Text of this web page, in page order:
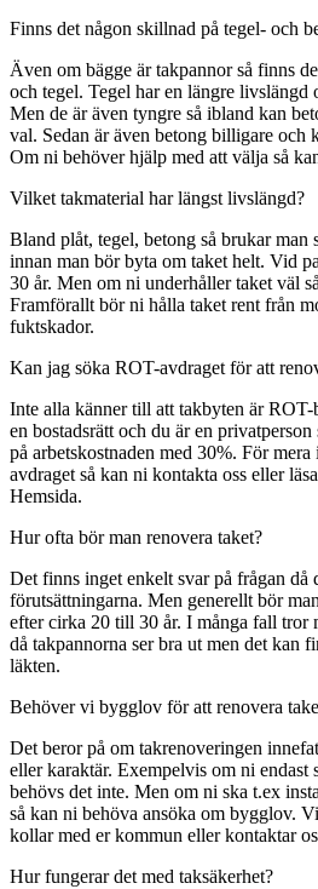
Finns det någon skillnad på tegel- och
Även om bägge är takpannor så finns
och tegel. Tegel har en längre livslängd
Men de är även tyngre så ibland kan
val. Sedan är även betong billigare och
Om ni behöver hjälp med att välja så
Vilket takmaterial har längst livslängd?
Bland plåt, tegel, betong så brukar man
innan man bör byta om taket helt. Vid
30 år. Men om ni underhåller taket väl
Framförallt bör ni hålla taket rent från
fuktskador.
Kan jag söka ROT-avdraget för att
Inte alla känner till att takbyten är ROT-
en bostadsrätt och du är en
på arbetskostnaden med 30%. För
avdraget så kan ni kontakta oss eller
Hemsida.
Hur ofta bör man renovera taket?
Det finns inget enkelt svar på frågan då
förutsättningarna. Men generellt bör
efter cirka 20 till 30 år. I många fall tror
då takpannorna ser bra ut men det kan
läkten.
Behöver vi bygglov för att renovera
Det beror på om takrenoveringen
eller karaktär. Exempelvis om ni endast
behövs det inte. Men om ni ska t.ex
så kan ni behöva ansöka om bygglov.
kollar med er kommun eller kontaktar
Hur fungerar det med taksäkerhet?